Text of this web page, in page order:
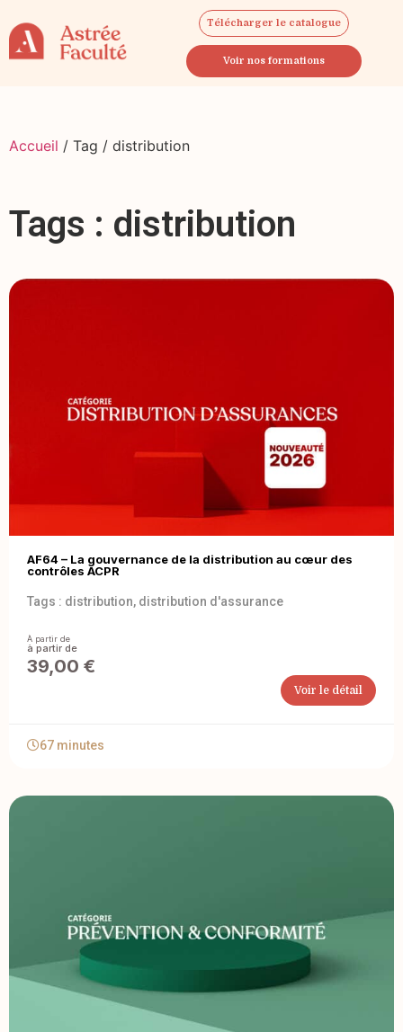
Télécharger le catalogue
Voir nos formations
Accueil / Tag / distribution
Tags : distribution
AF64 – La gouvernance de la distribution au cœur des
contrôles ACPR
Tags : distribution, distribution d'assurance
À partir de
39,00 €
Voir le détail
67 minutes